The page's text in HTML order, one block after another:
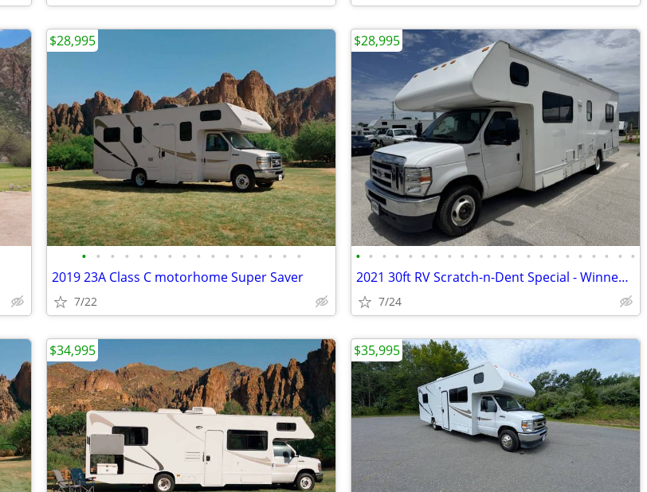
• • • • • • • • • • • • • • • •
2019 23A Class C motorhome Super Saver
7/22
$28,995
• • • • • • • • • • • • • • • • • • • • • •
2021 30ft RV Scratch-n-Dent Special - Winnebago
7/24
$28,995
$34,995 $35,995